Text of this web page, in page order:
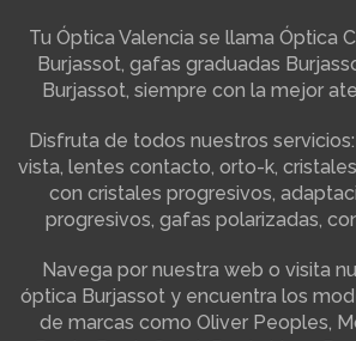
Tu Óptica Valencia se llama Óptica
Burjassot, gafas graduadas
Burjassot, siempre con la mejor
Disfruta de todos nuestros
vista, lentes contacto, orto-k,
con cristales progresivos,
progresivos, gafas polarizadas,
Navega por nuestra web o visita
óptica Burjassot y encuentra los
de marcas como Oliver Peoples,